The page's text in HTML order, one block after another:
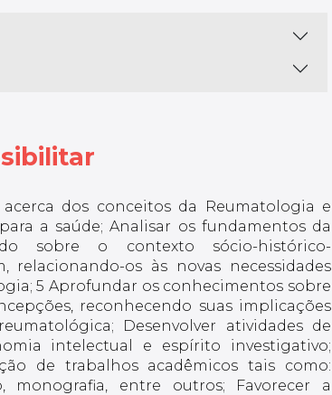
dos conceitos da Reumatologia e
a saúde; Analisar os fundamentos da
sobre o contexto sócio-histórico-
relacionando-os às novas necessidades
5 Aprofundar os conhecimentos sobre
reconhecendo suas implicações
Desenvolver atividades de
intelectual e espírito investigativo;
de trabalhos acadêmicos tais como:
monografia, entre outros; Favorecer a